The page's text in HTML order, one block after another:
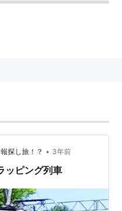
探し旅！？ • 3年前
ッピング列車